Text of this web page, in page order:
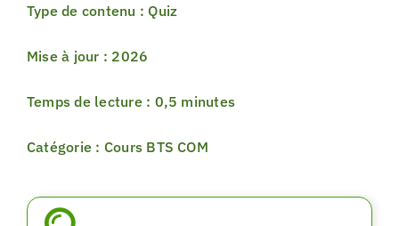
SUPPORT
Type de contenu : Quiz
Mise à jour : 2026
Temps de lecture : 0,5 minutes
Catégorie : Cours BTS COM